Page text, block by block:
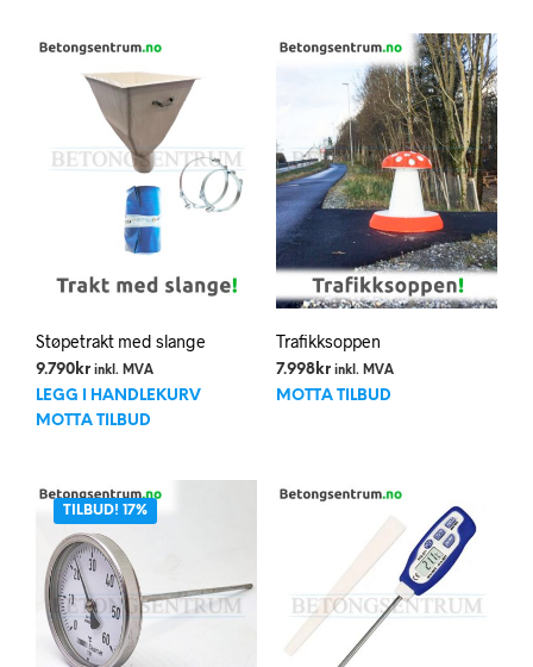
varianter.
Alternativene
produktsiden
flere
kan
på
Støpetrakt med slange
9.790 kr inkl. MVA
LEGG I HANDLEKURV
MOTTA TILBUD
Trafikksoppen
7.998kr inkl. MVA
MOTTA TILBUD
TILBUD! 17%